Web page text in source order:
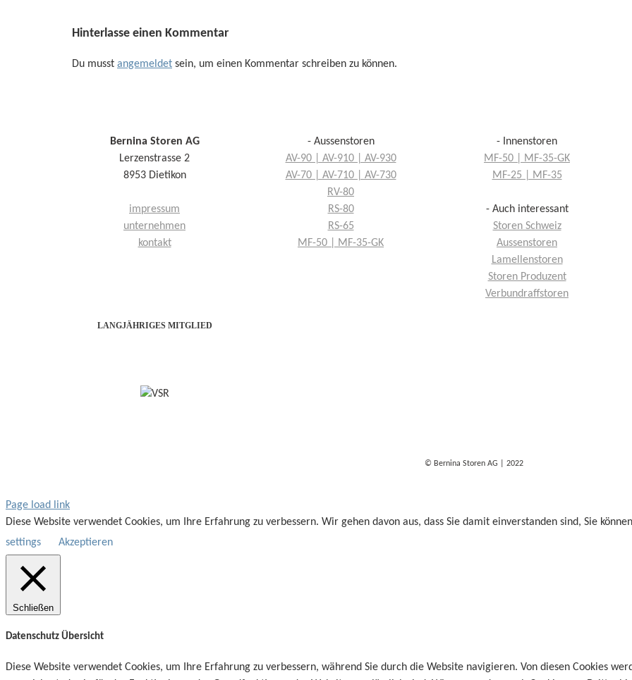
Hinterlasse einen Kommentar
Du musst angemeldet sein, um einen Kommentar schreiben zu können.
Bernina Storen AG
Lerzenstrasse 2
8953 Dietikon
impressum
unternehmen
kontakt
- Aussenstoren
AV-90 | AV-910 | AV-930
AV-70 | AV-710 | AV-730
RV-80
RS-80
RS-65
MF-50 | MF-35-GK
- Innenstoren
MF-50 | MF-35-GK
MF-25 | MF-35
- Auch interessant
Storen Schweiz
Aussenstoren
Lamellenstoren
Storen Produzent
Verbundraffstoren
LANGJÄHRIGES MITGLIED
© Bernina Storen AG | 2022
Page load link
Diese Website verwendet Cookies, um Ihre Erfahrung zu verbessern. Wir gehen davon aus, dass Sie damit einverstanden sind, Sie
settings
Akzeptieren
Schließen
Datenschutz Übersicht
Diese Website verwendet Cookies, um Ihre Erfahrung zu verbessern, während Sie durch die Website navigieren. Von diesen Cookies